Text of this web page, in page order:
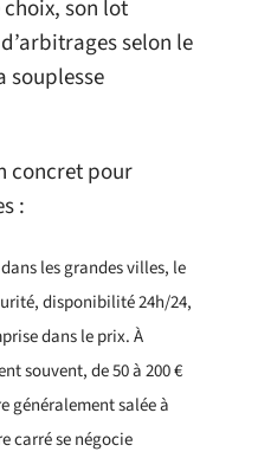
son lot
selon le
souplesse
concret pour
:
les grandes villes, le
disponibilité 24h/24,
dans le prix. À
souvent, de 50 à 200 €
généralement salée à
carré se négocie